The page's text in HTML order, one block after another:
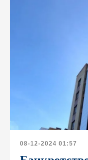
08-12-2024 01:57